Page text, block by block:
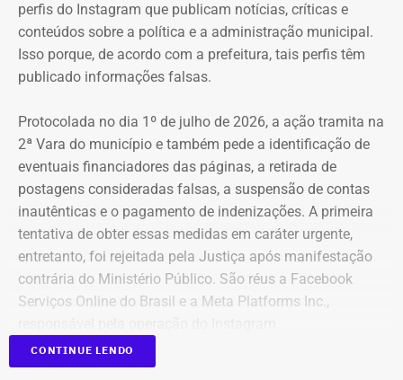
perfis do Instagram que publicam notícias, críticas e
conteúdos sobre a política e a administração municipal.
Isso porque, de acordo com a prefeitura, tais perfis têm
publicado informações falsas.
Protocolada no dia 1º de julho de 2026, a ação tramita na
2ª Vara do município e também pede a identificação de
eventuais financiadores das páginas, a retirada de
postagens consideradas falsas, a suspensão de contas
inautênticas e o pagamento de indenizações. A primeira
tentativa de obter essas medidas em caráter urgente,
entretanto, foi rejeitada pela Justiça após manifestação
contrária do Ministério Público. São réus a Facebook
Serviços Online do Brasil e a Meta Platforms Inc.,
Os administradores dos perfis não foram incluídos no
CONTINUE LENDO